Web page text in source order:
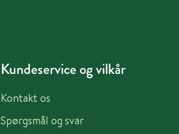
Kundeservice og vilkår
Kontakt os
Spørgsmål og svar